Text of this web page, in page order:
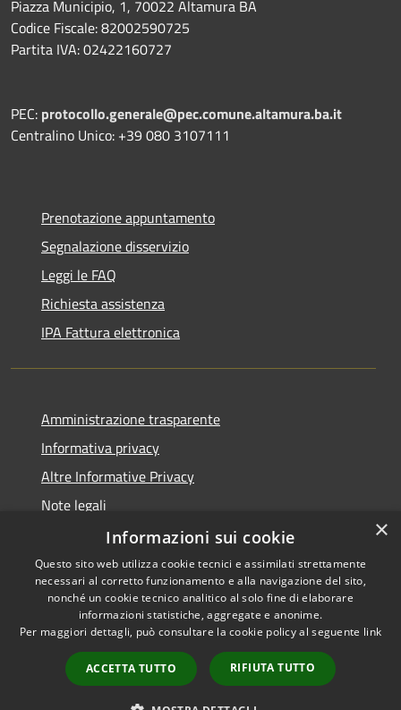
Piazza Municipio, 1, 70022 Altamura BA
Codice Fiscale: 82002590725
Partita IVA: 02422160727
PEC: protocollo.generale@pec.comune.altamura.ba.it
Centralino Unico: +39 080 3107111
Prenotazione appuntamento
Segnalazione disservizio
Leggi le FAQ
Richiesta assistenza
IPA Fattura elettronica
Amministrazione trasparente
Informativa privacy
Altre Informative Privacy
Note legali
Dichiarazione di accessibilità
RSS
Accessibilità
Copyright © 2026 • Comune di
Municipium•
Accesso
redazione
×
Informazioni sui cookie
Questo sito web utilizza cookie tecnici e assimilati strettamente
necessari al corretto funzionamento e alla navigazione del sito,
nonché un cookie tecnico analitico al solo fine di elaborare
informazioni statistiche, aggregate e anonime.
Per maggiori dettagli, può consultare la cookie policy al seguente link
ACCETTA TUTTO RIFIUTA TUTTO